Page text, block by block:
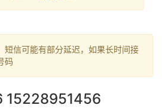
短信可能有部分延迟，如果长时间接
码
15228951456